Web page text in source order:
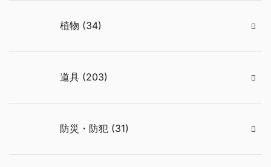
植物 (34)
道具 (203)
防災・防犯 (31)